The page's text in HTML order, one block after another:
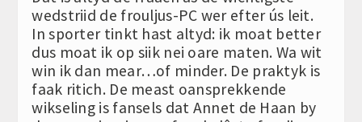
wedstriid de frouljus-PC wer efter ús leit.
In sporter tinkt hast altyd: ik moat better
dus moat ik op siik nei oare maten. Wa wit
win ik dan mear…of minder. De praktyk is
faak ritich. De meast oansprekkende
wikseling is fansels dat Annet de Haan by